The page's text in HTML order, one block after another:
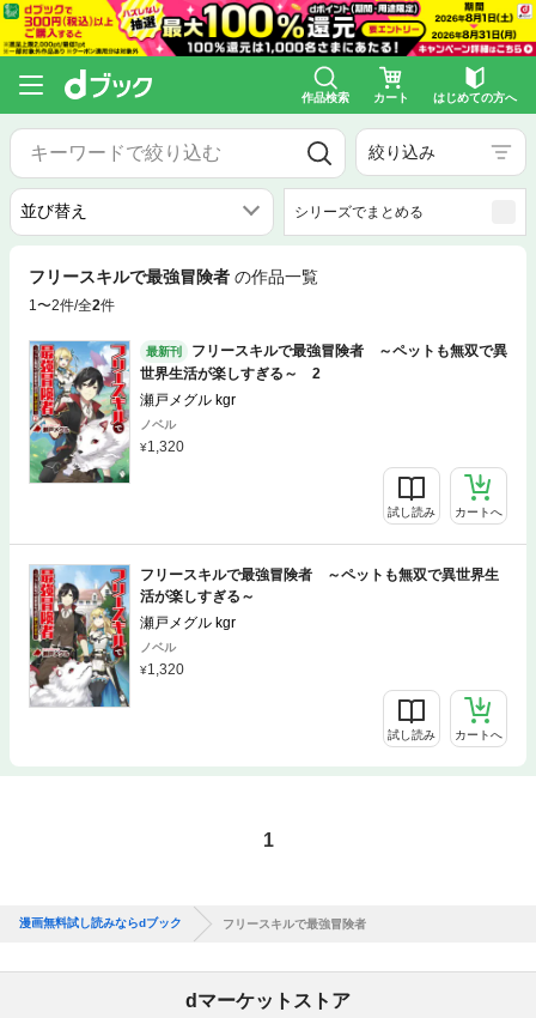
作品検索 カート はじめての方へ
絞り込み
シリーズでまとめる
フリースキルで最強冒険者 の作品一覧
1〜2件/全2件
最新刊
フリースキルで最強冒険者 ～ペットも無双で異
世界生活が楽しすぎる～ 2
瀬戸メグル kgr
ノベル
1,320
試し読み カートへ
フリースキルで最強冒険者 ～ペットも無双で異世界生
活が楽しすぎる～
瀬戸メグル kgr
ノベル
1,320
試し読み カートへ
1
漫画無料試し読みならdブック フリースキルで最強冒険者
dマーケットストア